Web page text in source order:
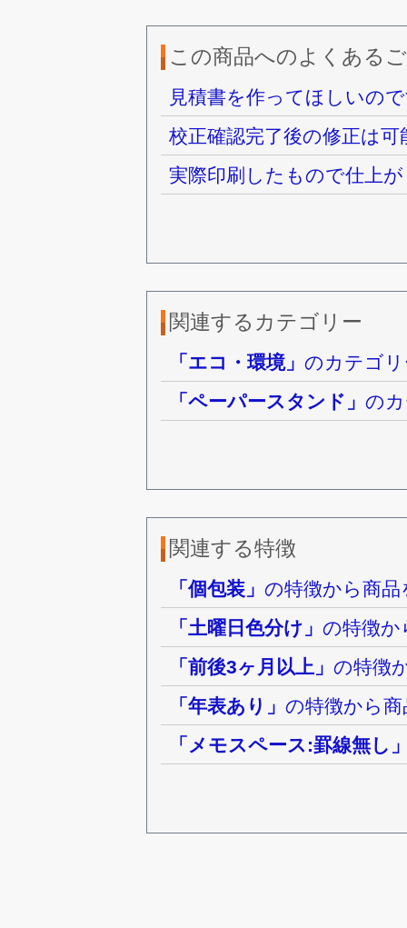
この商品へのよくある
見積書を作ってほしいの
校正確認完了後の修正は
実際印刷したもので仕上
関連するカテゴリー
「エコ・環境」のカテゴ
「ペーパースタンド」の
関連する特徴
「個包装」の特徴から商品
「土曜日色分け」の特徴か
「前後3ヶ月以上」の特徴
「年表あり」の特徴から
「メモスペース:罫線無し